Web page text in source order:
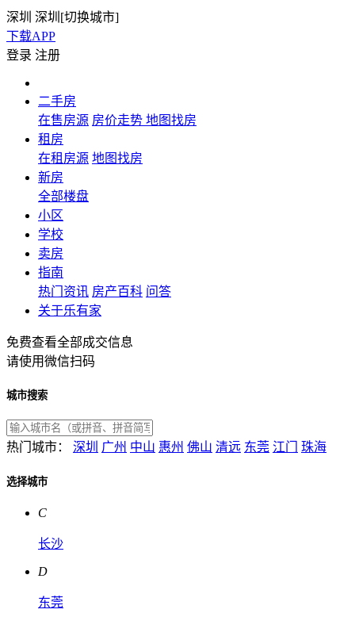
深圳 深圳[切换城市]
下载APP
登录 注册
二手房
在售房源 房价走势 地图找房
租房
在租房源 地图找房
新房
全部楼盘
小区
学校
卖房
指南
热门资讯 房产百科 问答
关于乐有家
免费查看全部成交信息
请使用微信扫码
城市搜索
热门城市： 深圳 广州 中山 惠州 佛山 清远 东莞 江门 珠海
选择城市
C
长沙
D
东莞